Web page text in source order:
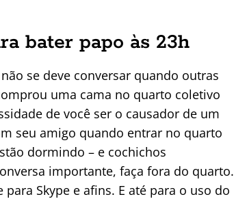
bater papo às 23h
se deve conversar quando outras
uma cama no quarto coletivo
de você ser o causador de um
seu amigo quando entrar no quarto
dormindo – e cochichos
importante, faça fora do quarto.
Skype e afins. E até para o uso do